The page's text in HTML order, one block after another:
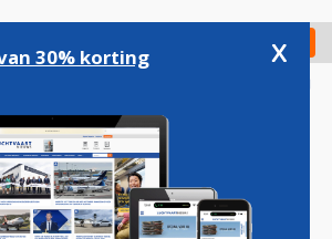
Check in
30% korting x